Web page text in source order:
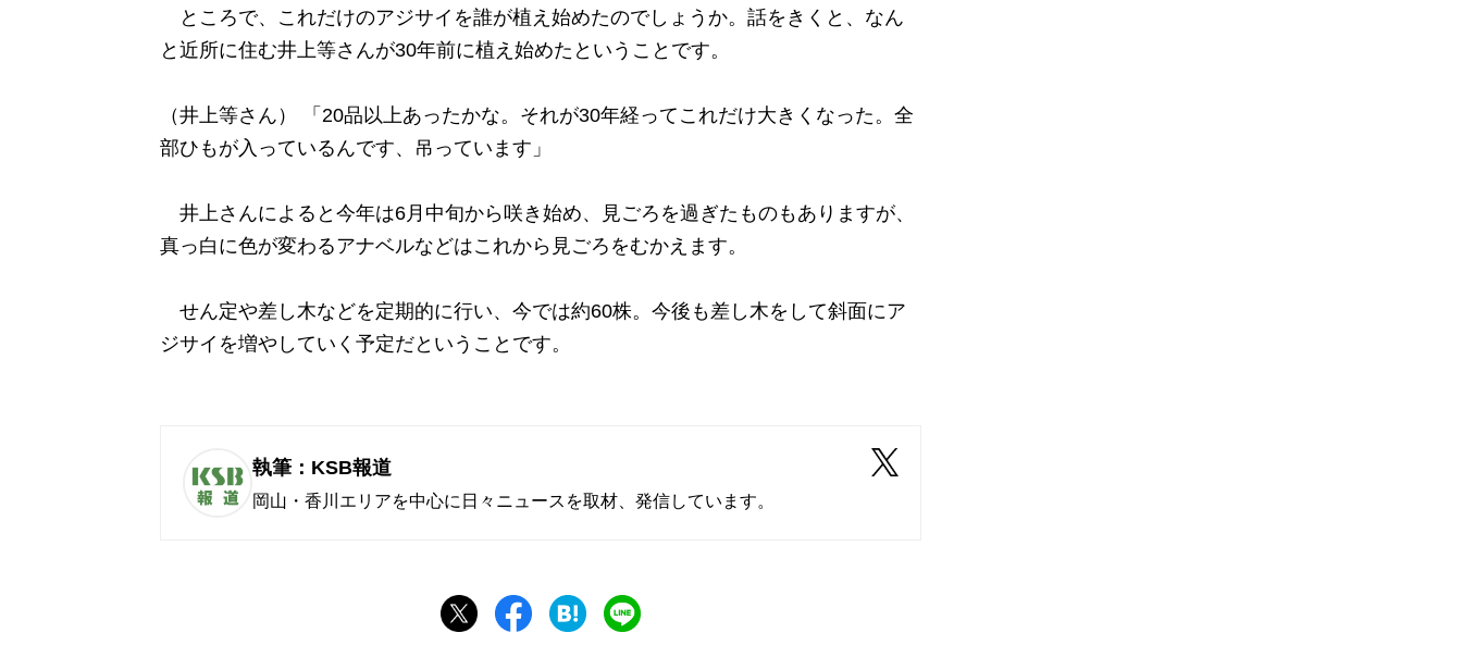
ところで、これだけのアジサイを誰が植え始めたのでしょうか。話をきくと、なん
と近所に住む井上等さんが30年前に植え始めたということです。
（井上等さん） 「20品以上あったかな。それが30年経ってこれだけ大きくなった。全
部ひもが入っているんです、吊っています」
井上さんによると今年は6月中旬から咲き始め、見ごろを過ぎたものもありますが、
真っ白に色が変わるアナベルなどはこれから見ごろをむかえます。
せん定や差し木などを定期的に行い、今では約60株。今後も差し木をして斜面にア
ジサイを増やしていく予定だということです。
執筆：KSB報道
岡山・香川エリアを中心に日々ニュースを取材、発信しています。